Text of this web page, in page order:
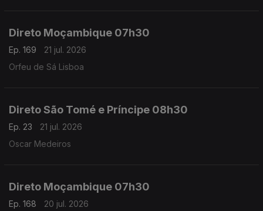
Direto Moçambique 07h30
Ep. 169
21 jul. 2026
Orfeu de Sá Lisboa
Direto São Tomé e Príncipe 08h30
Ep. 23
21 jul. 2026
Oscar Medeiros
Direto Moçambique 07h30
Ep. 168
20 jul. 2026